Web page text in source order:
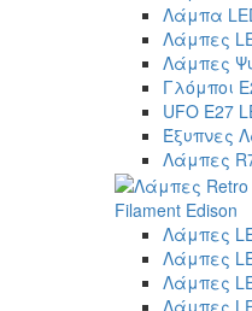
Λάμπα
Λάμπες
Λάμπες
Γλόμποι
UFO E27
Έξυπνες
Λάμπες
Filament Edison
Λάμπες
Λάμπες
Λάμπες
Λάμπες